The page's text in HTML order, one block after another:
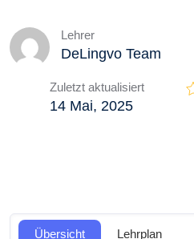
Lehrer
DeLingvo Team
Zuletzt aktualisiert
14 Mai, 2025
Übersicht Lehrplan